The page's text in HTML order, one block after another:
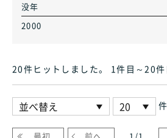
没年
2000
20件ヒット しました。 1件目～20件